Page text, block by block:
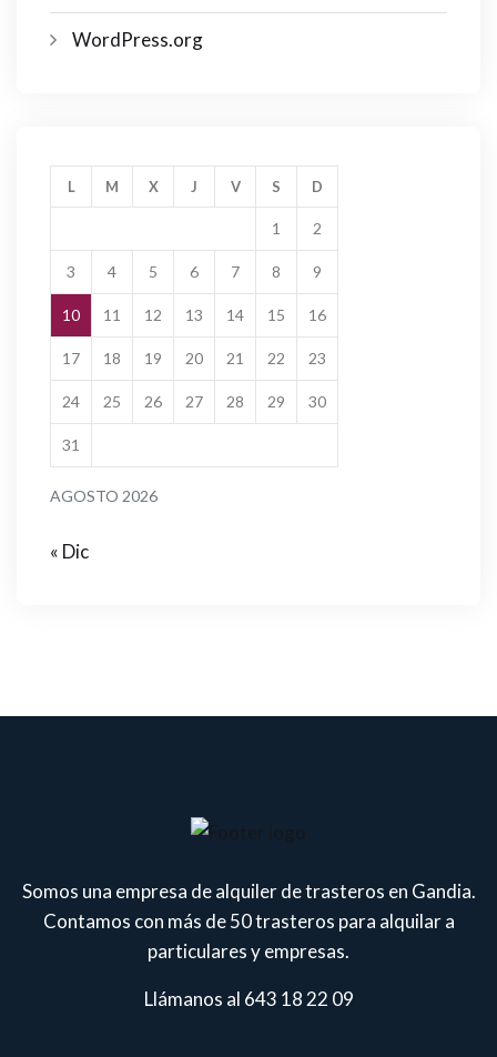
WordPress.org
AGOSTO 2026
L M X J V S D
1 2
3 4 5 6 7 8 9
10 11 12 13 14 15 16
17 18 19 20 21 22 23
24 25 26 27 28 29 30
31
« Dic
Somos una empresa de alquiler de trasteros en Gandia.
Contamos con más de 50 trasteros para alquilar a
particulares y empresas.
Llámanos al 643 18 22 09